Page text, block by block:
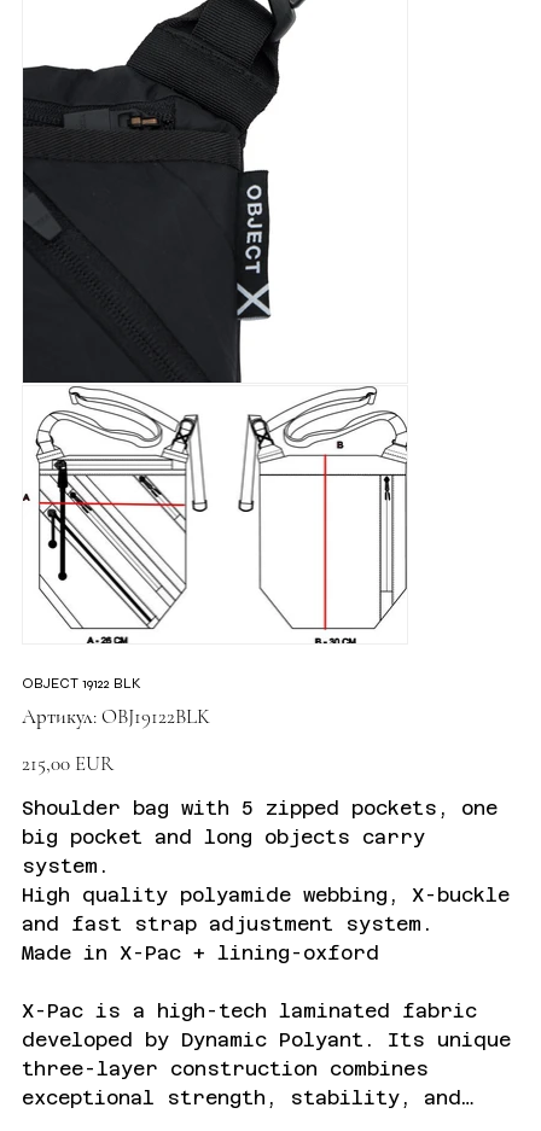
OBJECT 19122 BLK
Артикул:
Артикул
OBJ19122BLK
OBJ19122BLK
215,00 EUR
Shoulder bag with 5 zipped pockets, one
big pocket and long objects carry
system.
High quality polyamide webbing, X-buckle
and fast strap adjustment system.
Made in X-Pac + lining-oxford
X-Pac is a high-tech laminated fabric
developed by Dynamic Polyant. Its unique
three-layer construction combines
exceptional strength, stability, and